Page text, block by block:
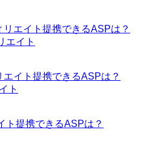
リエイト提携できるASPは？
エイト
イト提携できるASPは？
ト
ト提携できるASPは？